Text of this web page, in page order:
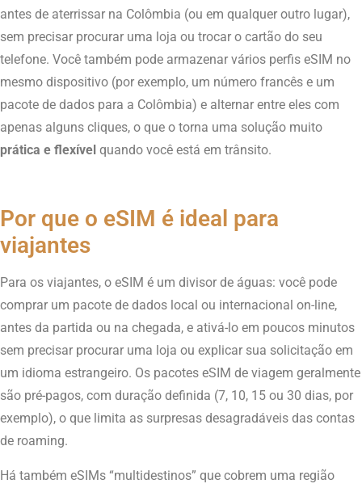
antes de aterrissar na Colômbia (ou em qualquer outro lugar),
sem precisar procurar uma loja ou trocar o cartão do seu
telefone. Você também pode armazenar vários perfis eSIM no
mesmo dispositivo (por exemplo, um número francês e um
pacote de dados para a Colômbia) e alternar entre eles com
apenas alguns cliques, o que o torna uma solução muito
prática e flexível quando você está em trânsito.
Por que o eSIM é ideal para
viajantes
Para os viajantes, o eSIM é um divisor de águas: você pode
comprar um pacote de dados local ou internacional on-line,
antes da partida ou na chegada, e ativá-lo em poucos minutos
sem precisar procurar uma loja ou explicar sua solicitação em
um idioma estrangeiro. Os pacotes eSIM de viagem geralmente
são pré-pagos, com duração definida (7, 10, 15 ou 30 dias, por
exemplo), o que limita as surpresas desagradáveis das contas
de roaming.
Há também eSIMs “multidestinos” que cobrem uma região